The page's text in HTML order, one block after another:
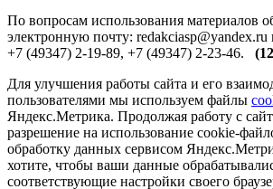
По вопросам использования материалов
электронную почту:
+7 (49347) 2-19-89, +7 (49347) 2-23-46.
Для улучшения работы сайта и его
пользователями мы используем файлы
Яндекс.Метрика. Продолжая работу с
разрешение на использование cookie-
обработку данных сервисом
хотите, чтобы ваши данные
соответствующие настройки своего